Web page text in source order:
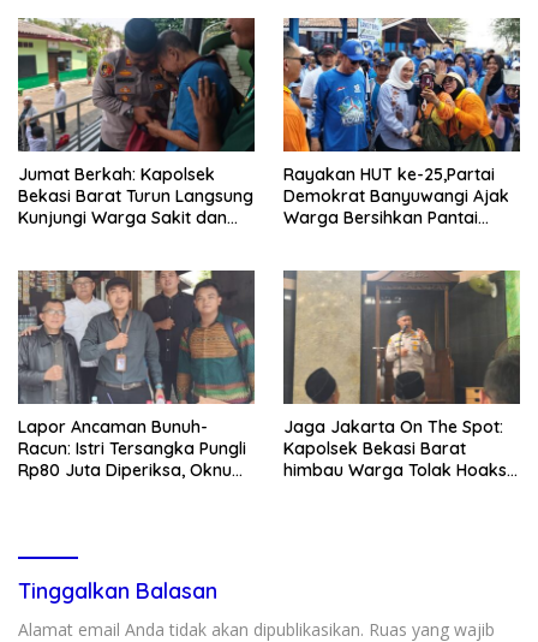
Jumat Berkah: Kapolsek
Bekasi Barat Turun Langsung
Kunjungi Warga Sakit dan
Rayakan HUT ke-25,Partai
Demokrat Banyuwangi Ajak
Warga Bersihkan Pantai
Lapor Ancaman Bunuh-
Racun: Istri Tersangka Pungli
Rp80 Juta Diperiksa, Oknum
Jaga Jakarta On The Spot:
Kapolsek Bekasi Barat
himbau Warga Tolak Hoaks
Tinggalkan Balasan
Alamat email Anda tidak akan dipublikasikan. Ruas yang wajib